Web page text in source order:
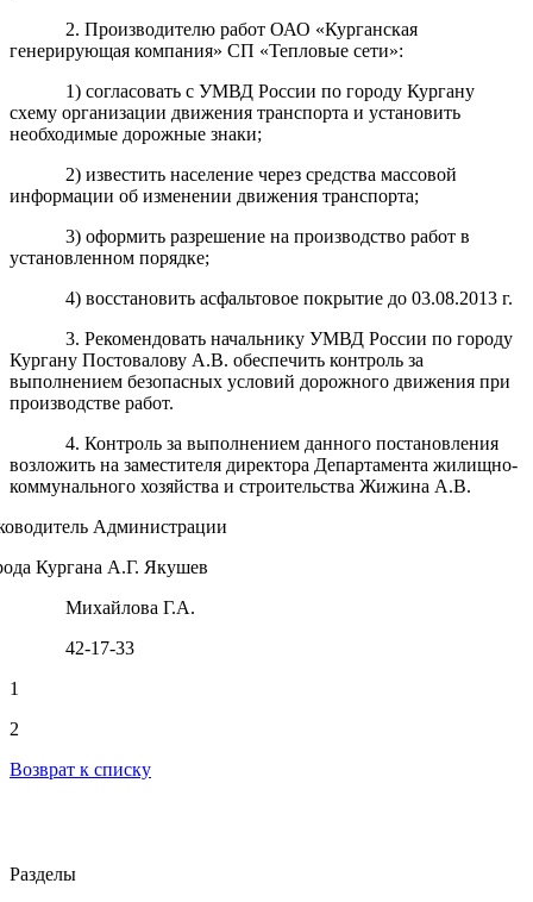
2. Производителю работ ОАО «Курганская
генерирующая компания» СП «Тепловые сети»:
1) согласовать с УМВД России по городу Кургану
схему организации движения транспорта и установить
необходимые дорожные знаки;
2) известить население через средства массовой
информации об изменении движения транспорта;
3) оформить разрешение на производство работ в
установленном порядке;
4) восстановить асфальтовое покрытие до 03.08.2013 г.
3. Рекомендовать начальнику УМВД России по городу
Кургану Постовалову А.В. обеспечить контроль за
выполнением безопасных условий дорожного движения при
производстве работ.
4. Контроль за выполнением данного постановления
возложить на заместителя директора Департамента жилищно-
коммунального хозяйства и строительства Жижина А.В.
Администрации
Кургана А.Г. Якушев
Михайлова Г.А.
42-17-33
1
2
Возврат к списку
Разделы